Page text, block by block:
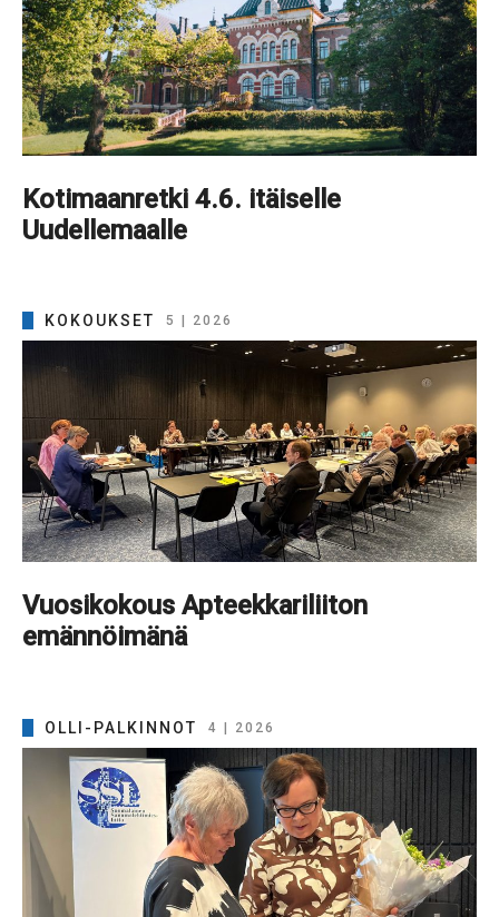
Kotimaanretki 4.6. itäiselle
Uudellemaalle
KOKOUKSET 5 | 2026
Vuosikokous Apteekkariliiton
emännöimänä
OLLI-PALKINNOT 4 | 2026